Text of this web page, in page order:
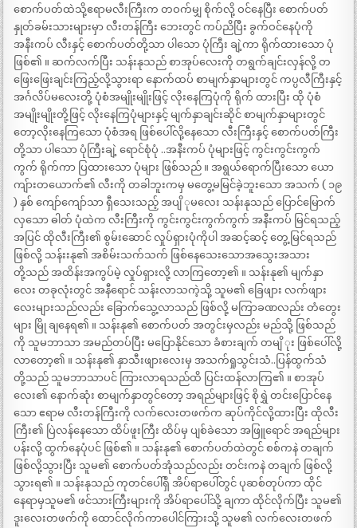
စောက်ပတ်ထဲသို့ဧရာမလီးကြီးက တဝက်မျှ စိုက်လို့ ဝင်နေပြီး စောက်ပတ်
နှုတ်ခမ်းသားများမှာ လီးတန်ကြီး ဘေးတွင် ကပ်ညိပြီး ခွက်ဝင်နေပုံကို
အနီးကပ် လီးနှင့် စောက်ပတ်တို့သာ ပါသော ပုံကြီး ချဲ့ကာ ရိုက်ထားသော ပုံ
ဖြစ်၏ ။ ဆက်လက်ပြီး သန်းနုသည် စာအုပ်လေးကို တရွက်ချင်းလှန်လို့ တ
ဖြေးဖြေးချင်းကြည့်လို့သွားရာ နောက်ထပ် စာမျက်နှာများတွင် ကပ္ပလီကြီးနှင့်
အင်္ဂလိပ်မလေးတို့ ပုံစံအမျိုးမျိုးဖြင့် လိုးနေကြပုံကို ရိုက် ထားပြီး ထို ပုံစံ
အမျိုးမျိုးတို့ဖြင့် လိုးနေကြပုံများနှင့် မျက်နှာချင်းဆိုင် စာမျက်နှာများတွင်
တော့လိုးနေကြသော ပုံစံအရ ဖြစ်ပေါ်လို့နေသော လီးကြီးနှင့် စောက်ပတ်ကြီး
တို့သာ ပါသော ပုံကြီးချဲ့ ရောင်စုံပုံ ..အနီးကပ် ပုံများဖြင့် ကွင်းကွင်းကွက်
ကွက် ရိုက်ကာ ပြထားသော ပုံများ ဖြစ်သည် ။ အရွယ်ရောက်ပြီးသော ယော
ကျ်ားတယောက်၏ လီးကို တခါဘူးကမှ မတွေ့မမြင်ခဲ့ဘူးသော အသက် ( ၁၉
) နှစ် ကျော်ကျော်သာ ရှီသေးသည့် အပျိ ုမလေး သန်းနုသည် ပြောင်မြောက်
လှသော ဓါတ် ပုံထဲက လီးကြီးကို ကွင်းကွင်းကွက်ကွက် အနီးကပ် မြင်ရသည့်
အပြင် ထိုလီးကြီး၏ စွမ်းဆောင် လှုပ်ရှားပုံကိုပါ အဆင့်ဆင့် တွေ့မြင်ရသည်
ဖြစ်လို့ သန်းးနု၏ အစိမ်းသက်သက် ဖြစ်နေသေးသောအသွေးအသား
တို့သည် အထိန်းအကွပ်မဲ့ လှုပ်ရှားလို့ လာကြတော့၏ ။ သန်းနု၏ မျက်နှာ
လေး တခုလုံးတွင် အနီရောင် သန်းလာသကဲ့သို့ သူမ၏ ခြေဖျား လက်ဖျား
လေးများသည်လည်း ခြောက်သွေ့လာသည် ဖြစ်လို့ မကြာခဏလည်း တံတွေး
များ မြို ချနေရ၏ ။ သန်းနု၏ စောက်ပတ် အတွင်းမှလည်း မည်သို့ ဖြစ်သည်
ကို သူမဘာသာ အမည်တပ်ပြီး မပြောနိုင်သော ခံစားချက် တမျိ ုး ဖြစ်ပေါ်လို့
လာတော့၏ ။ သန်းနု၏ နှာသီးဖျားလေးမှ အသက်ရှုသွင်းသံ..ပြန်ထွက်သံ
တို့သည် သူမဘာသာပင် ကြားလာရသည်ထိ ပြင်းထန်လာကြ၏ ။ စာအုပ်
လေး၏ နောက်ဆုံး စာမျက်နှာတွင်တော့ အရည်များဖြင့် စိုရွှဲ တင်းပြောင်နေ
သော ဧရာမ လီးတန်ကြီးကို လက်လေးတဖက်က ဆုပ်ကိုင်လို့ထားပြီး ထိုလီး
ကြီး၏ ပြဲလန်နေသော ထိပ်ဖူးကြီး ထိပ်မှ ပျစ်ခဲသော အဖြူရောင် အရည်များ
ပန်းလို့ ထွက်နေပုံပင် ဖြစ်၏ ။ သန်းနု၏ စောက်ပတ်ထဲတွင် စစ်ကနဲ တချက်
ဖြစ်လို့သွားပြီး သူမ၏ စောက်ပတ်အုံသည်လည်း တင်းကနဲ တချက် ဖြစ်လို့
သွားရ၏ ။ သန်းနုသည် ကုတင်ပေါ်ရှိ အိပ်ရာပေါ်တွင် ပုဆစ်တုပ်ကာ ထိုင်
နေရာမှသူမ၏ ဖင်သားကြီးများကို အိပ်ရာပေါ်သို့ ချကာ ထိုင်လိုက်ပြီး သူမ၏
ဒူးလေးတဖက်ကို ထောင်လိုက်ကာပေါင်ကြားသို့ သူမ၏ လက်လေးတဖက်